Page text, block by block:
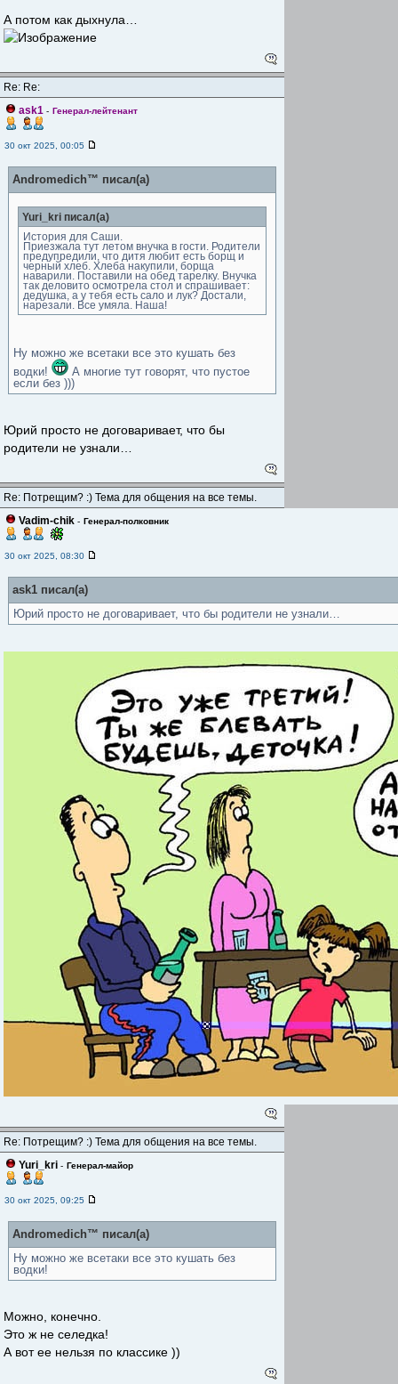
А потом как дыхнула…
Re: Re:
ask1 - Генерал-лейтенант
30 окт 2025, 00:05
Andromedich™ писал(а)
Yuri_kri писал(а)
История для Саши.
Приезжала тут летом внучка в гости. Родители
предупредили, что дитя любит есть борщ и
черный хлеб. Хлеба накупили, борща
наварили. Поставили на обед тарелку. Внучка
так деловито осмотрела стол и спрашивает:
дедушка, а у тебя есть сало и лук? Достали,
нарезали. Все умяла. Наша!
Ну можно же всетаки все это кушать без
водки!
А многие тут говорят, что пустое
если без )))
Юрий просто не договаривает, что бы
родители не узнали…
Re: Потрещим? :) Тема для общения на все темы.
Vadim-chik - Генерал-полковник
30 окт 2025, 08:30
ask1 писал(а)
Юрий просто не договаривает, что бы родители не узнали…
Re: Потрещим? :) Тема для общения на все темы.
Yuri_kri - Генерал-майор
30 окт 2025, 09:25
Andromedich™ писал(а)
Ну можно же всетаки все это кушать без
водки!
Можно, конечно.
Это ж не селедка!
А вот ее нельзя по классике ))